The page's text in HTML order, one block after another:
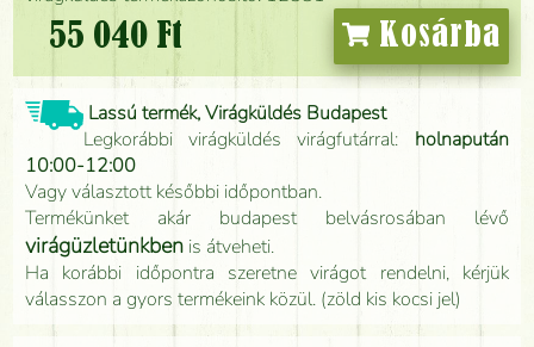
55 040 Ft Kosárba
Lassú termék, Virágküldés Budapest
Legkorábbi virágküldés virágfutárral: holnapután
10:00-12:00
Vagy választott későbbi időpontban.
Termékünket akár budapest belvásrosában lévő
virágüzletünkben is átveheti.
Ha korábbi időpontra szeretne virágot rendelni, kérjük
válasszon a gyors termékeink közül. (zöld kis kocsi jel)